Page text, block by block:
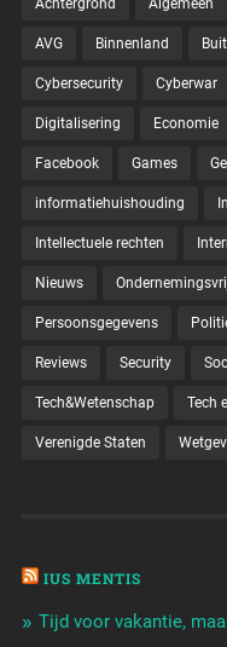
Achtergrond Algemeen
AVG Binnenland
Cybersecurity Cyberwar
Digitalisering Economie
Facebook Games
informatiehuishouding
Intellectuele rechten
Nieuws
Persoonsgegevens
Reviews Security
Tech&Wetenschap Tech
Verenigde Staten
IUS MENTIS
Tijd voor vakantie,